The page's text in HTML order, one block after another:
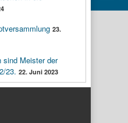
23.
sind Meister der
23. 22. Juni 2023